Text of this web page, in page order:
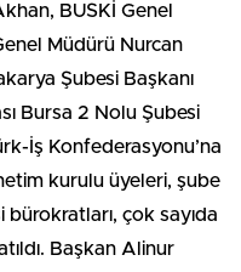
BUSKİ Genel
Müdürü Nurcan
Şubesi Başkanı
Bursa 2 Nolu Şubesi
İş Konfederasyonu’na
kurulu üyeleri, şube
bürokratları, çok sayıda
Başkan Alinur